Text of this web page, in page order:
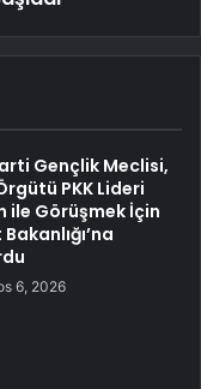
Gençlik Meclisi,
PKK Lideri
ile Görüşmek İçin
6, 2026